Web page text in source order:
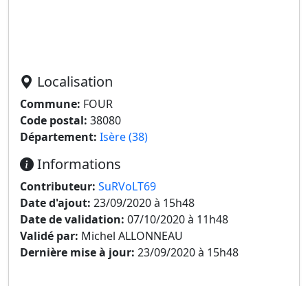
Localisation
Commune: FOUR
Code postal: 38080
Département: Isère (38)
Informations
Contributeur: SuRVoLT69
Date d'ajout: 23/09/2020 à 15h48
Date de validation: 07/10/2020 à 11h48
Validé par: Michel ALLONNEAU
Dernière mise à jour: 23/09/2020 à 15h48